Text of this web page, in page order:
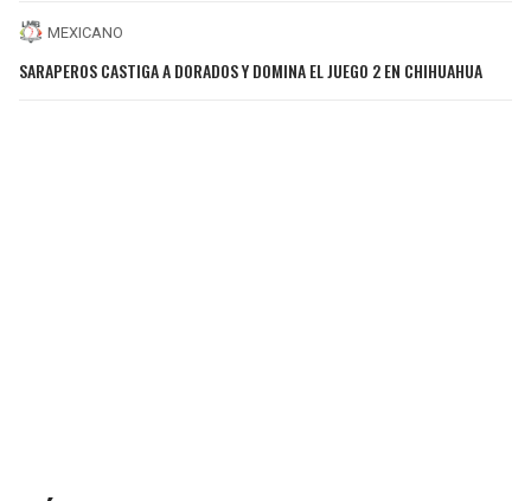
MEXICANO
SARAPEROS CASTIGA A DORADOS Y DOMINA EL JUEGO 2 EN CHIHUAHUA